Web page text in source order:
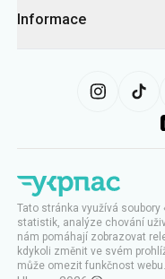
Informace
Tato stránka využívá
statistik, analýze chování
nám pomáhají zobrazovat
kdykoli změnit ve svém
může omezit funkčnost webu.